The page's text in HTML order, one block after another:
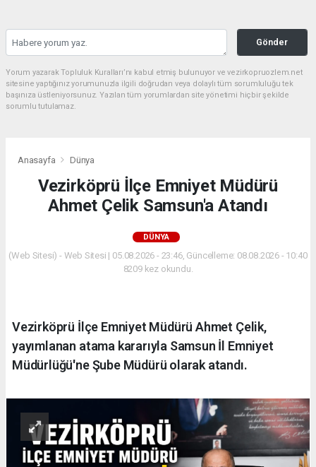
Gönder
Yorum yazarak Topluluk Kuralları’nı kabul etmiş bulunuyor ve vezirkopruozlem.net
sitesine yaptığınız yorumunuzla ilgili doğrudan veya dolaylı tüm sorumluluğu tek
başınıza üstleniyorsunuz. Yazılan tüm yorumlardan site yönetimi hiçbir şekilde
sorumlu tutulamaz.
Anasayfa Dünya
Vezirköprü İlçe Emniyet Müdürü
Ahmet Çelik Samsun'a Atandı
DÜNYA
(Web Sitesi) - Web Sitesi | 05.08.2026 - 23:46, Güncelleme: 08.08.2026 - 10:40
8209 kez okundu.
Vezirköprü İlçe Emniyet Müdürü Ahmet Çelik,
yayımlanan atama kararıyla Samsun İl Emniyet
Müdürlüğü'ne Şube Müdürü olarak atandı.